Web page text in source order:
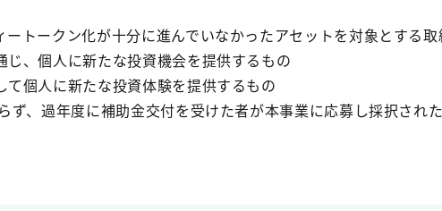
ートークン化が十分に進んでいなかったアセットを対象とする
じ、個人に新たな投資機会を提供するもの
て個人に新たな投資体験を提供するもの
ず、過年度に補助金交付を受けた者が本事業に応募し採択され